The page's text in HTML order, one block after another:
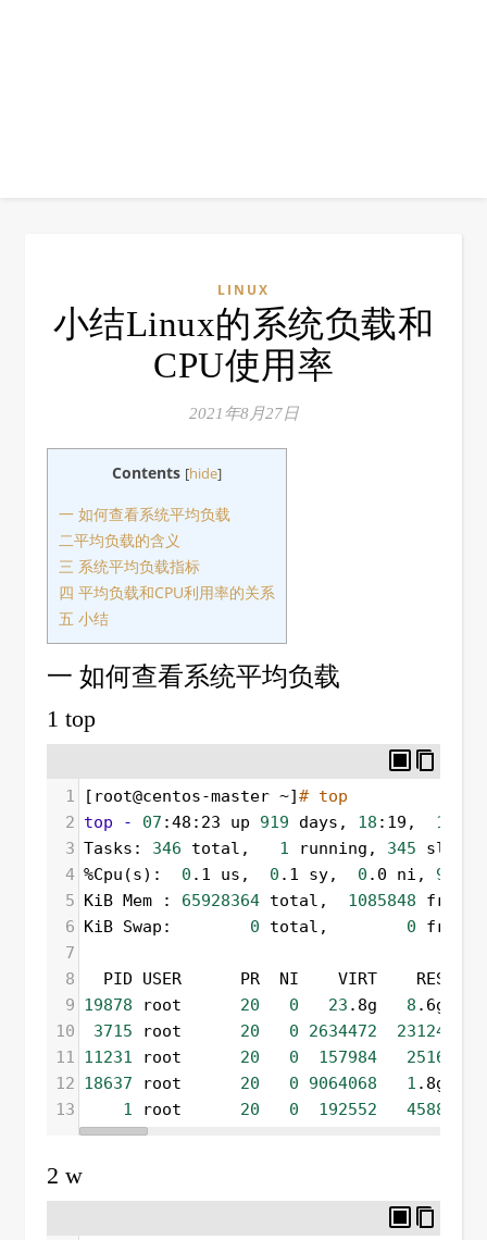
LINUX
小结Linux的系统负载和
CPU使用率
2021年8月27日
Contents [hide]
一 如何查看系统平均负载
二平均负载的含义
三 系统平均负载指标
四 平均负载和CPU利用率的关系
五 小结
一 如何查看系统平均负载
1 top
1 [root@centos-master ~]# top
2 top - 07 :48:23 up 919 days, 18 :19, 1
3 Tasks: 346 total, 1 running, 345
4 %Cpu(s): 0 .1 us, 0 .1 sy, 0 .0 ni, 99
5 KiB Mem : 65928364 total, 1085848 free,
6 KiB Swap: 0 total, 0
7
8
PID USER      PR  NI    VIRT    RES
9 19878 root 20 0 23 .8g 8 .6g
10
3715 root 20 0 2634472 23124
11 11231 root 20 0 157984 2516
12 18637 root 20 0 9064068 1 .8g
13
1 root 20 0 192552 4588
2 w